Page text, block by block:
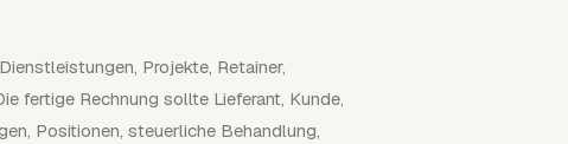
Projekte, Retainer,
fertige Rechnung sollte Lieferant, Kunde,
Positionen, steuerliche Behandlung,